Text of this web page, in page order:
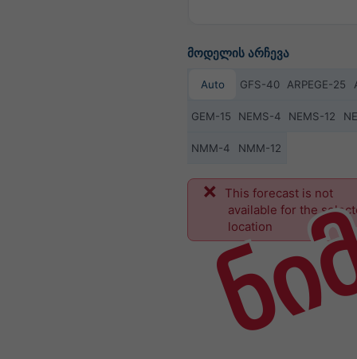
მოდელის არჩევა
Auto GFS-40 ARPEGE-25
GEM-15 NEMS-4 NEMS-12
NMM-4 NMM-12
This forecast is not
available for the
location